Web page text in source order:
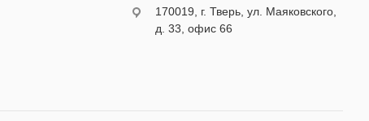
170019, г. Тверь, ул. Маяковского,
д. 33, офис 66